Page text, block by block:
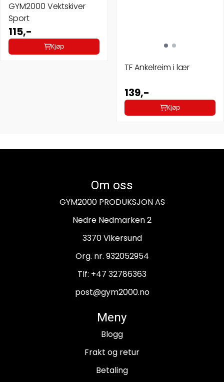
GYM2000 Vektskiver
Sport
115,-
Kjøp
TF Ankelreim i lær
139,-
Kjøp
Om oss
GYM2000 PRODUKSJON AS
Nedre Nedmarken 2
3370 Vikersund
Org. nr. 932052954
Tlf: +47 32786363
post@gym2000.no
Meny
Blogg
Frakt og retur
Betaling